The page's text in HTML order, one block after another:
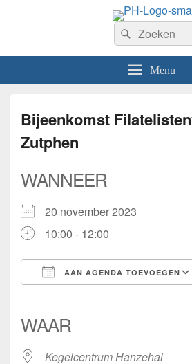
Welkom op de website van Postzegelvereniging
Zoeken
naar:
Zoeken
Menu
Bijeenkomst
Zutphen
WANNEER
20 november 2023
10:00 - 12:00
AAN AGENDA TOEVOEGEN
WAAR
Kegelcentrum Hanzehal